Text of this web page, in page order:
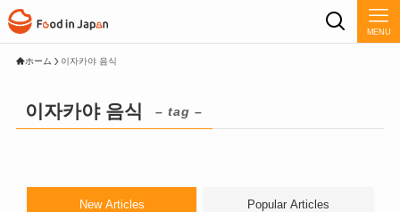
MENU
ホーム 이자카야 음식
이자카야 음식 – tag –
New Articles Popular Articles